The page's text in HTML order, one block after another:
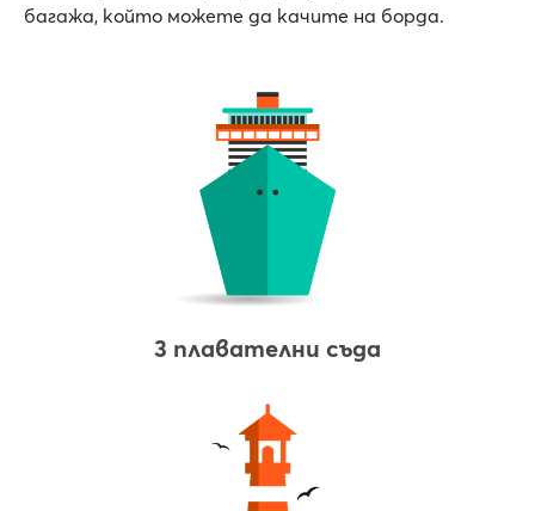
багажа, който можете да качите на борда.
3 плавателни съда